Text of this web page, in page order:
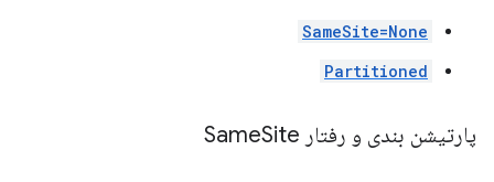
SameSite=None
Partitioned
پارتیشن بندی و رفتار Same Site